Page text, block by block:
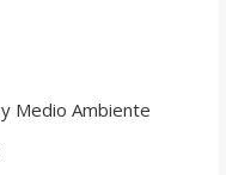
Medio Ambiente